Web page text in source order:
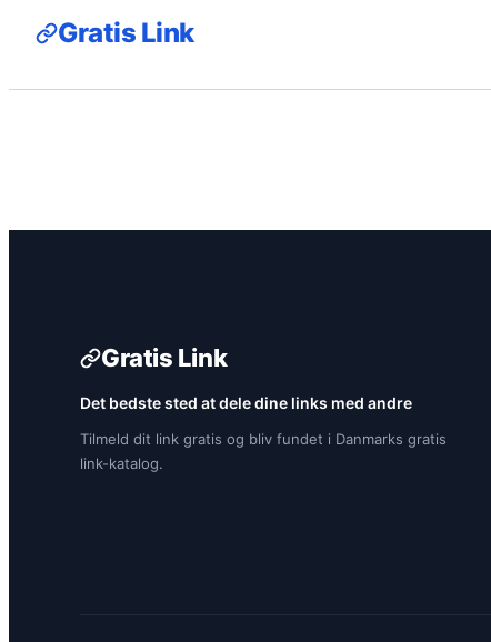
Gratis Link
Gratis Link
Det bedste sted at dele dine links med andre
Tilmeld dit link gratis og bliv fundet i Danmarks gratis
link-katalog.